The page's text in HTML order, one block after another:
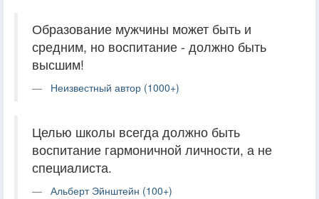
Образование мужчины может быть и
средним, но воспитание - должно быть
высшим!
Неизвестный автор (1000+)
Целью школы всегда должно быть
воспитание гармоничной личности, а не
специалиста.
Альберт Эйнштейн (100+)